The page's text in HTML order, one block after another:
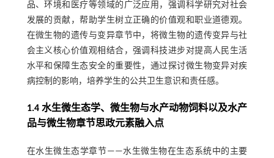
品、环境和医疗等领域的广泛应用，强调科学研究对社会
发展的贡献，帮助学生树立正确的价值观和职业道德观。
在微生物的遗传与变异章节中，将微生物的遗传变异与社
会主义核心价值观相结合，强调科技进步对提高人民生活
水平和保障生态安全的重要性，通过探讨微生物变异对疾
病控制的影响，培养学生的公共卫生意识和责任感。
1.4 水生微生态学、微生物与水产动物饲料以及水产
品与微生物章节思政元素融入点
在水生微生态学章节——水生微生物在生态系统中的主要